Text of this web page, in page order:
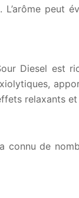
peut
Diesel est
relaxants et
de